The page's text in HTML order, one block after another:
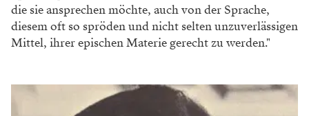
die sie ansprechen möchte, auch von der Sprache,
diesem oft so spröden und nicht selten unzuverlässigen
Mittel, ihrer epischen Materie gerecht zu werden."